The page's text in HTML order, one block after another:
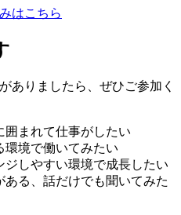
はこちら
ありましたら、ぜひご参加く
囲まれて仕事がしたい
環境で働いてみたい
しやすい環境で成長したい
ある、話だけでも聞いてみた